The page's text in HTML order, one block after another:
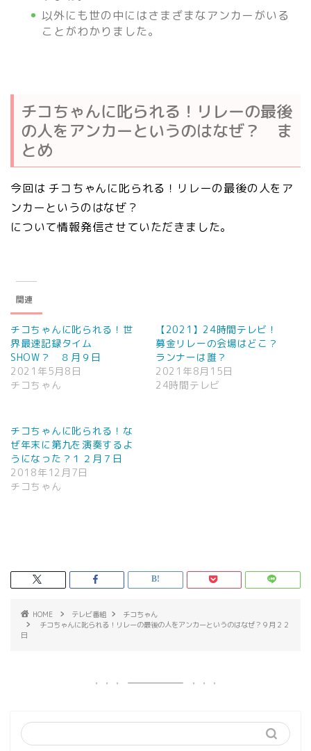
以外にも世の中にはさまざまなアンカーがいる
ことがわかりました。
チコちゃんに叱られる！リレーの最後
の人をアンカーというのはなぜ？ ま
とめ
今回は チコちゃんに叱られる！リレーの最後の人をア
ンカーというのはなぜ？
について情報発信させていただきました。
関連
チコちゃんに叱られる！世
界最速記録タイム
SHOW？ ８月９日
2021年5月8日
チコちゃん
【2021】24時間テレビ！
募金リレーの会場はどこ？
ランナーは誰？
2021年8月15日
24時間テレビ
チコちゃんに叱られる！な
ぜ年末に第九を演奏するよ
うになった？１２月７日
2018年12月7日
チコちゃん
HOME テレビ番組
チコちゃん
チコちゃんに叱られる！リレーの最後の人をアンカーというのはなぜ？９月２２
日